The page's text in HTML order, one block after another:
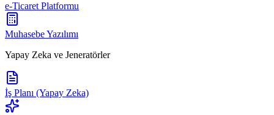
e-Ticaret Platformu
Muhasebe Yazılımı
Yapay Zeka ve Jeneratörler
İş Planı (Yapay Zeka)